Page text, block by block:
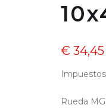
€ 34,45
Rueda